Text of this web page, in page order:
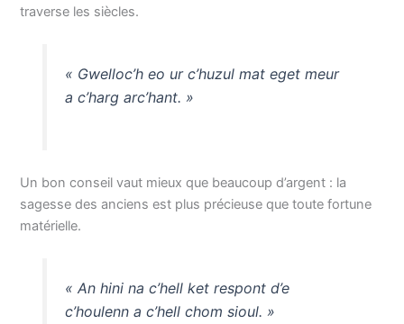
traverse les siècles.
« Gwelloc’h eo ur c’huzul mat eget meur
a c’harg arc’hant. »
Un bon conseil vaut mieux que beaucoup d’argent : la
sagesse des anciens est plus précieuse que toute fortune
matérielle.
« An hini na c’hell ket respont d’e
c’houlenn a c’hell chom sioul. »